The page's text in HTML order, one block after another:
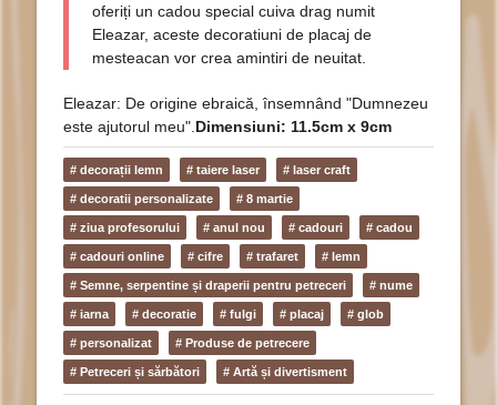
oferiți un cadou special cuiva drag numit
Eleazar, aceste decoratiuni de placaj de
mesteacan vor crea amintiri de neuitat.
Eleazar: De origine ebraică, însemnând "Dumnezeu
este ajutorul meu". Dimensiuni: 11.5cm x 9cm
# decorații lemn # taiere laser # laser craft
# decoratii personalizate # 8 martie
# ziua profesorului # anul nou # cadouri # cadou
# cadouri online # cifre # trafaret # lemn
# Semne, serpentine și draperii pentru petreceri # nume
# iarna # decoratie # fulgi # placaj # glob
# personalizat # Produse de petrecere
# Petreceri și sărbători # Artă și divertisment